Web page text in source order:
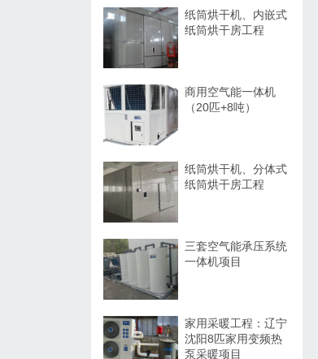
纸筒烘干机、内嵌式
纸筒烘干房工程
商用空气能一体机
（20匹+8吨）
纸筒烘干机、分体式
纸筒烘干房工程
三套空气能承压系统
一体机项目
家用采暖工程：辽宁
沈阳8匹家用变频热
泵采暖项目